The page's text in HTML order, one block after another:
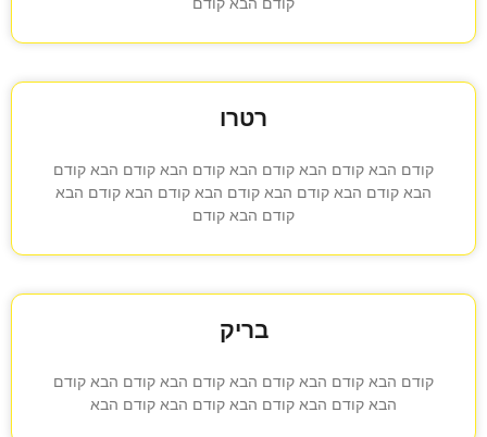
רטרו
קודם הבא קודם הבא קודם הבא קודם הבא קודם הבא קודם
הבא קודם הבא קודם הבא קודם הבא קודם הבא קודם הבא
קודם הבא קודם
בריק
קודם הבא קודם הבא קודם הבא קודם הבא קודם הבא קודם
הבא קודם הבא קודם הבא קודם הבא קודם הבא